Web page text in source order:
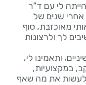
לי עם ד"ר
אחרי שנים של
מאוכזבת, סוף
לך ולרצונות
ותאמינו לי,
במקצועיות,
לעשות את מה שאף